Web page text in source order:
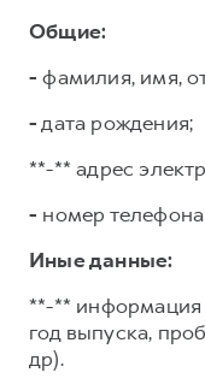
Общие:
- фамилия, имя,
-дата рождения;
**-** адрес
- номер телефона
Иные данные:
**-** информация
год выпуска,
др).